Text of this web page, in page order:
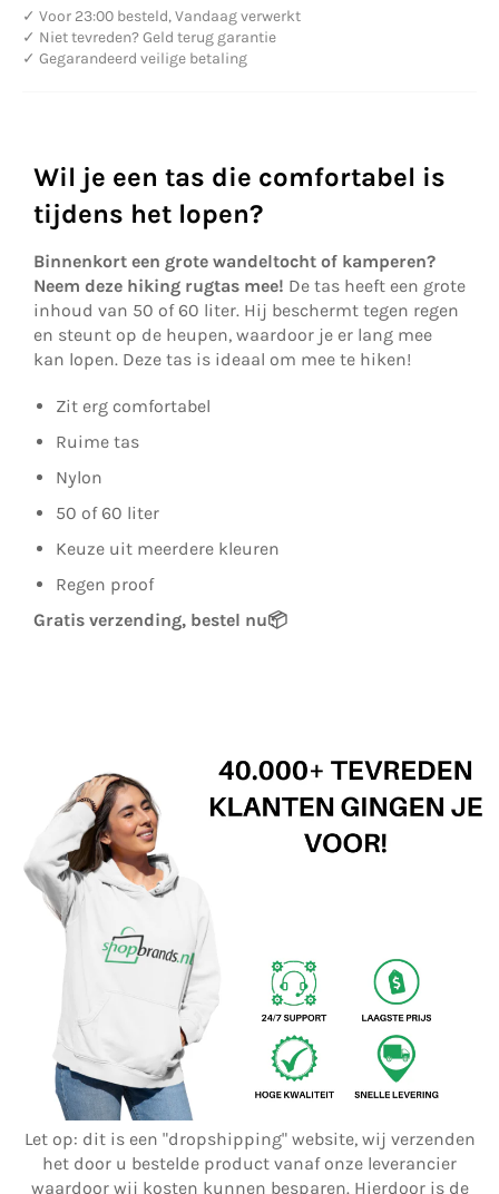
✓ Voor 23:00 besteld, Vandaag verwerkt
✓ Niet tevreden? Geld terug garantie
✓ Gegarandeerd veilige betaling
Wil je een tas die comfortabel is
tijdens het lopen?
Binnenkort een grote wandeltocht of kamperen?
Neem deze hiking rugtas mee! De tas heeft een grote
inhoud van 50 of 60 liter. Hij beschermt tegen regen
en steunt op de heupen, waardoor je er lang mee
kan lopen. Deze tas is ideaal om mee te hiken!
Zit erg comfortabel
Ruime tas
Nylon
50 of 60 liter
Keuze uit meerdere kleuren
Regen proof
Gratis verzending, bestel nu📦
Let op: dit is een "dropshipping" website, wij verzenden
het door u bestelde product vanaf onze leverancier
waardoor wij kosten kunnen besparen. Hierdoor is de